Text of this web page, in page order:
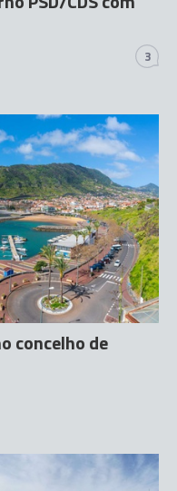
3
concelho de